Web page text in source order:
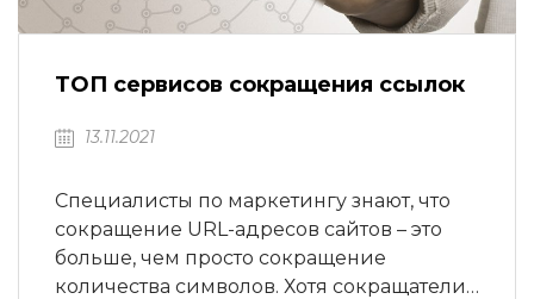
ТОП сервисов сокращения ссылок
13.11.2021
Специалисты по маркетингу знают, что
сокращение URL-адресов сайтов – это
больше, чем просто сокращение
количества символов. Хотя сокращатели